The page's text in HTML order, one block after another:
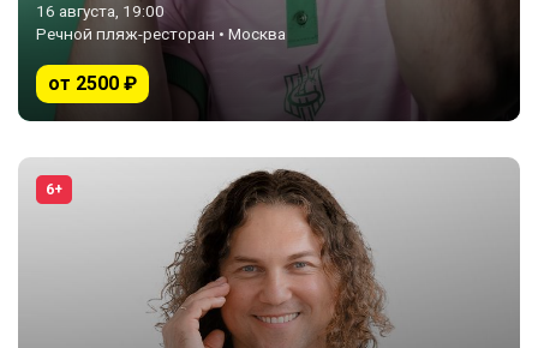
16 августа, 19:00
Речной пляж-ресторан • Москва
от 2500 ₽
6+